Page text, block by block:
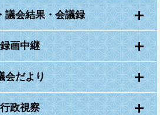
議会結果・会議録
録画中継
会だより
行政視察